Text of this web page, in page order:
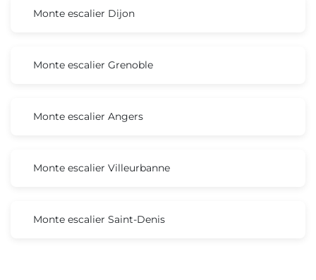
Monte escalier Dijon
Monte escalier Grenoble
Monte escalier Angers
Monte escalier Villeurbanne
Monte escalier Saint-Denis